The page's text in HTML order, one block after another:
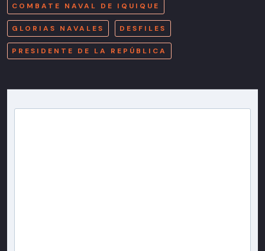
COMBATE NAVAL DE IQUIQUE
GLORIAS NAVALES DESFILES
PRESIDENTE DE LA REPÚBLICA